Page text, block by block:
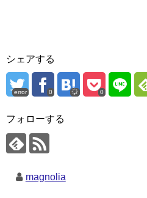
シェアする
error 0 0
フォローする
magnolia